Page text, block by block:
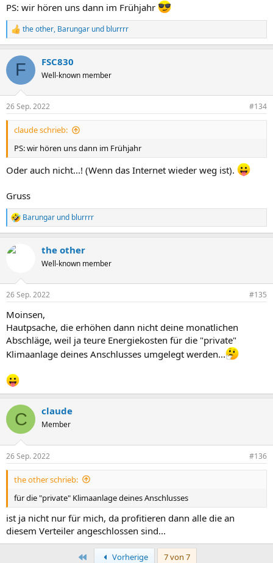
PS: wir hören uns dann im Frühjahr
R
e
k
i
e
n
the other, Barungar und blurrrr
F FSC830
Well-known member
26 Sep. 2022 #134
claude schrieb:
PS: wir hören uns dann im Frühjahr
Oder auch nicht...! (Wenn das Internet wieder weg ist).
Gruss
R
e
k
e
:
Barungar und blurrrr
the other
Well-known member
26 Sep. 2022 #135
Moinsen,
Hautpsache, die erhöhen dann nicht deine monatlichen
Abschläge, weil ja teure Energiekosten für die "private"
Klimaanlage deines Anschlusses umgelegt werden...
C claude
Member
26 Sep. 2022 #136
the other schrieb:
für die "private" Klimaanlage deines Anschlusses
ist ja nicht nur für mich, da profitieren dann alle die an
diesem Verteiler angeschlossen sind...
Erste Vorherige
7 von 7